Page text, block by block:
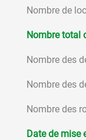
Nombre de
Nombre total
Nombre des
Nombre des
Nombre des
Date de mise